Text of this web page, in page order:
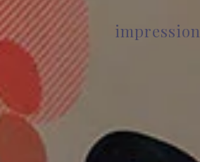
impression